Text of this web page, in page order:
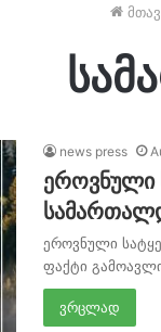
news press
ეროვნული
ეროვნული
ფაქტი
ვრცლად